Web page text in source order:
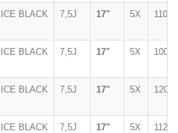
ICE BLACK 7,5J 17" 5X 110
ICE BLACK 7,5J 17" 5X 100
ICE BLACK 7,5J 17" 5X 120
ICE BLACK 7,5J 17" 5X 112